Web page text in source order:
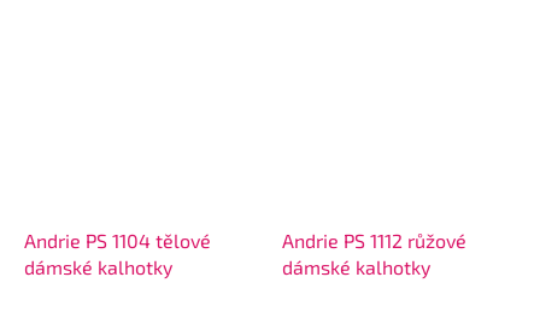
Andrie PS 1104 tělové
dámské kalhotky
Andrie PS 1112 růžové
dámské kalhotky